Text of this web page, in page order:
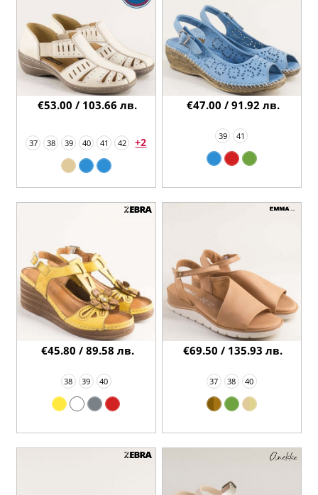
37 38 39 40 41 42 +2
€53.00 / 103.66 лв.
39 41
€47.00 / 91.92 лв.
38 39 40
€45.80 / 89.58 лв.
37 38 40
€69.50 / 135.93 лв.